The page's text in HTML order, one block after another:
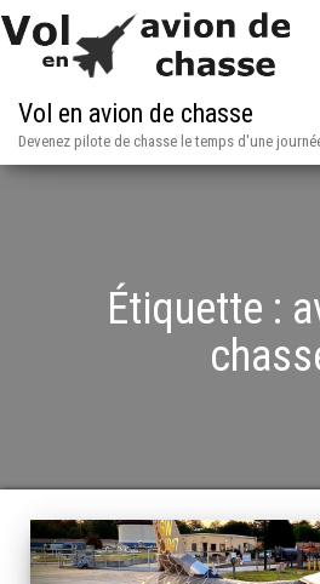
Vol en avion de chasse
Devenez pilote de chasse le temps d'une
Étiquette :